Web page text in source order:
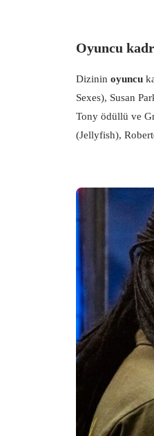
Oyuncu
Dizinin oyuncu
Sexes), Susan
Tony ödüllü ve
(Jellyfish),